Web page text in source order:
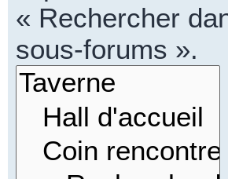
« Rechercher
sous-forums ».